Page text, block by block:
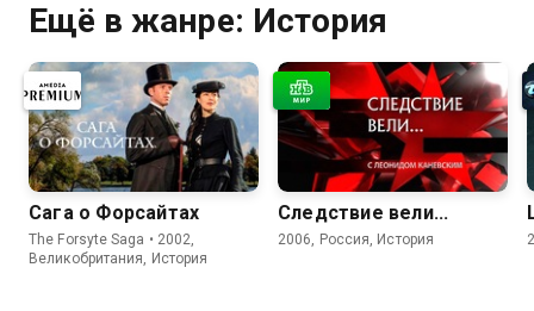
Ещё в жанре: История
Сага о Форсайтах
The Forsyte Saga • 2002,
Великобритания, История
Следствие вели...
2006, Россия, История